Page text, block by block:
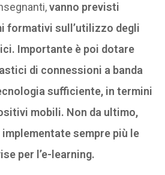
vanno previsti
formativi sull’utilizzo degli
Importante è poi dotare
di connessioni a banda
sufficiente, in termini
mobili. Non da ultimo,
sempre più le
per l’e-learning.